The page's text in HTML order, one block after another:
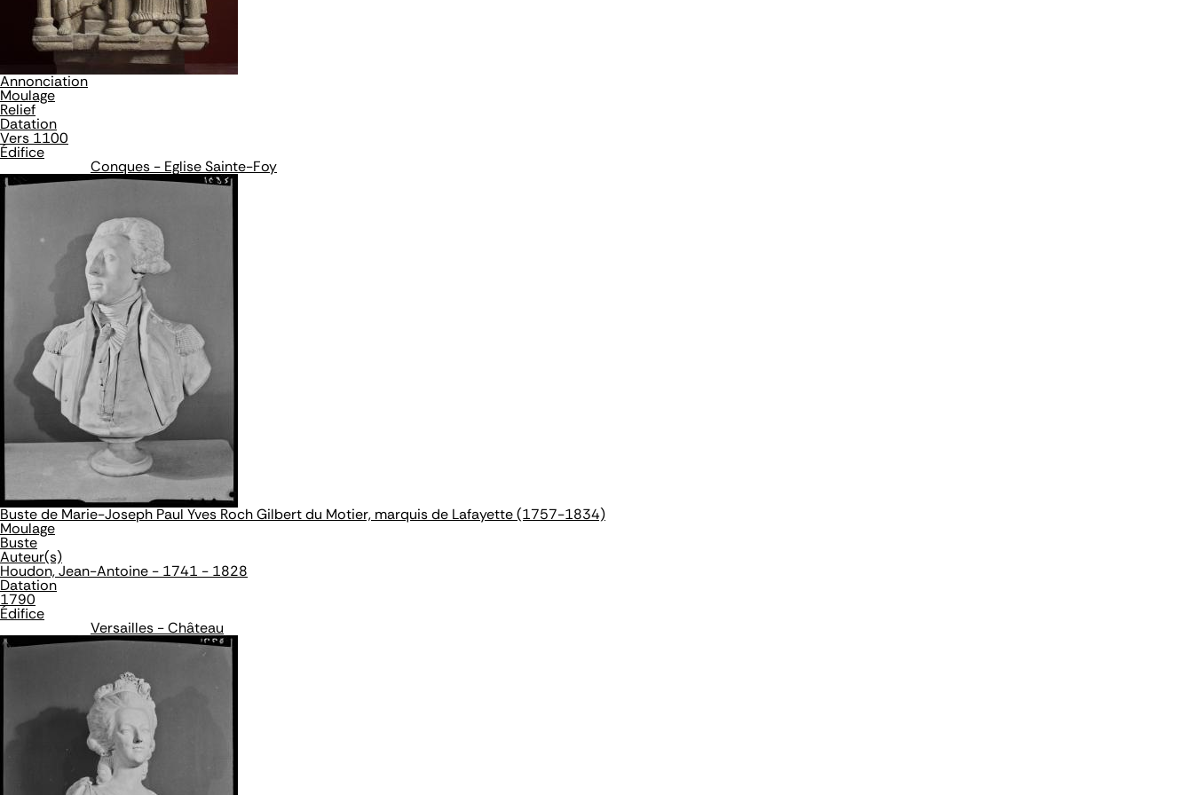
Annonciation
Moulage
Relief
Datation
Vers 1100
Édifice
Conques - Eglise Sainte-Foy
Buste de Marie-Joseph Paul Yves Roch Gilbert du Motier, marquis de Lafayette (1757-1834)
Moulage
Buste
Auteur(s)
Houdon, Jean-Antoine - 1741 - 1828
Datation
1790
Édifice
Versailles - Château